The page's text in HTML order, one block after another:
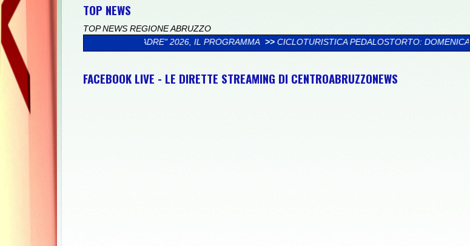
TOP NEWS
TOP NEWS REGIONE ABRUZZO
DI MIO PADRE" 2026, IL PROGRAMMA >> CICLOTURISTICA PEDALOSTORTO: DOMENICA 9 AGOSTO
FACEBOOK LIVE - LE DIRETTE STREAMING DI CENTROABRUZZONEWS